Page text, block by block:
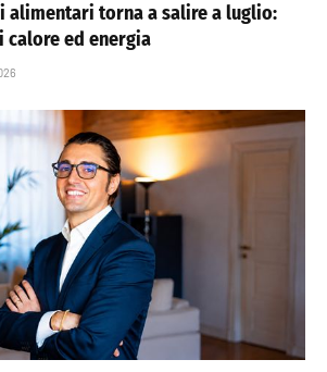
alimentari torna a salire a luglio:
calore ed energia